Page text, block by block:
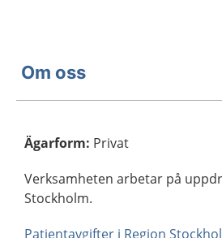
Om oss
Ägarform: Privat
Verksamheten arbetar på
Stockholm.
Patientavgifter i Region